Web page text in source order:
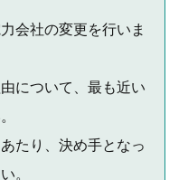
会社の変更を行いま
について、最も近い
たり、決め手となっ
。